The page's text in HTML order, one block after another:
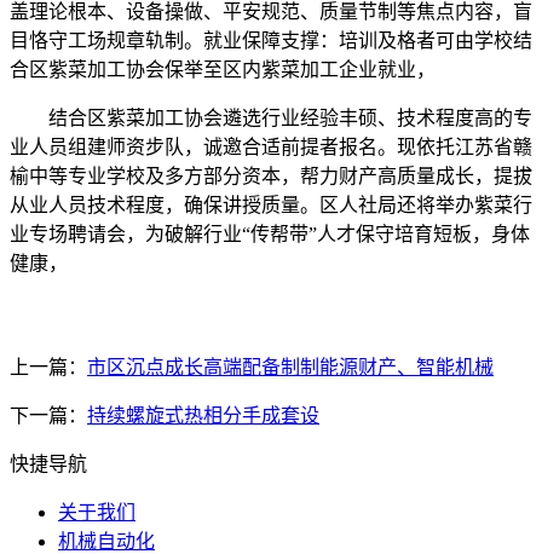
盖理论根本、设备操做、平安规范、质量节制等焦点内容，盲
目恪守工场规章轨制。就业保障支撑：培训及格者可由学校结
合区紫菜加工协会保举至区内紫菜加工企业就业，
结合区紫菜加工协会遴选行业经验丰硕、技术程度高的专
业人员组建师资步队，诚邀合适前提者报名。现依托江苏省赣
榆中等专业学校及多方部分资本，帮力财产高质量成长，提拔
从业人员技术程度，确保讲授质量。区人社局还将举办紫菜行
业专场聘请会，为破解行业“传帮带”人才保守培育短板，身体
健康，
上一篇： 市区沉点成长高端配备制制能源财产、智能机械
下一篇： 持续螺旋式热相分手成套设
快捷导航
关于我们
机械自动化